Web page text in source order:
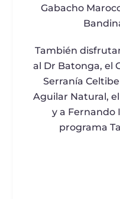
Gabacho
También
al Dr Batonga, el
Serranía
Aguilar Natural,
y a Fernando
programa